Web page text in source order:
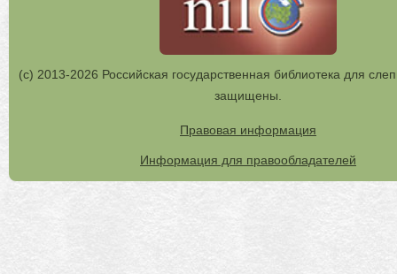
(с) 2013-2026 Российская государственная библиотека для
защищены.
Правовая информация
Информация для правообладателей